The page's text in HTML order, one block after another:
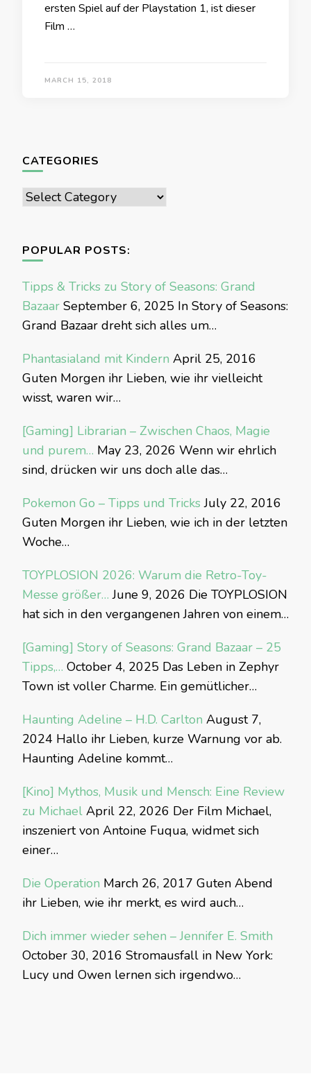
ersten Spiel auf der Playstation 1, ist dieser
Film …
MARCH 15, 2018
CATEGORIES
Categories
POPULAR POSTS:
Tipps & Tricks zu Story of Seasons: Grand
Bazaar September 6, 2025 In Story of Seasons:
Grand Bazaar dreht sich alles um…
Phantasialand mit Kindern April 25, 2016
Guten Morgen ihr Lieben, wie ihr vielleicht
wisst, waren wir…
[Gaming] Librarian – Zwischen Chaos, Magie
und purem… May 23, 2026 Wenn wir ehrlich
sind, drücken wir uns doch alle das…
Pokemon Go – Tipps und Tricks July 22, 2016
Guten Morgen ihr Lieben, wie ich in der letzten
Woche…
TOYPLOSION 2026: Warum die Retro-Toy-
Messe größer… June 9, 2026 Die TOYPLOSION
hat sich in den vergangenen Jahren von einem…
[Gaming] Story of Seasons: Grand Bazaar – 25
Tipps,… October 4, 2025 Das Leben in Zephyr
Town ist voller Charme. Ein gemütlicher…
Haunting Adeline – H.D. Carlton August 7,
2024 Hallo ihr Lieben, kurze Warnung vor ab.
Haunting Adeline kommt…
[Kino] Mythos, Musik und Mensch: Eine Review
zu Michael April 22, 2026 Der Film Michael,
inszeniert von Antoine Fuqua, widmet sich
einer…
Die Operation March 26, 2017 Guten Abend
ihr Lieben, wie ihr merkt, es wird auch…
Dich immer wieder sehen – Jennifer E. Smith
October 30, 2016 Stromausfall in New York:
Lucy und Owen lernen sich irgendwo…